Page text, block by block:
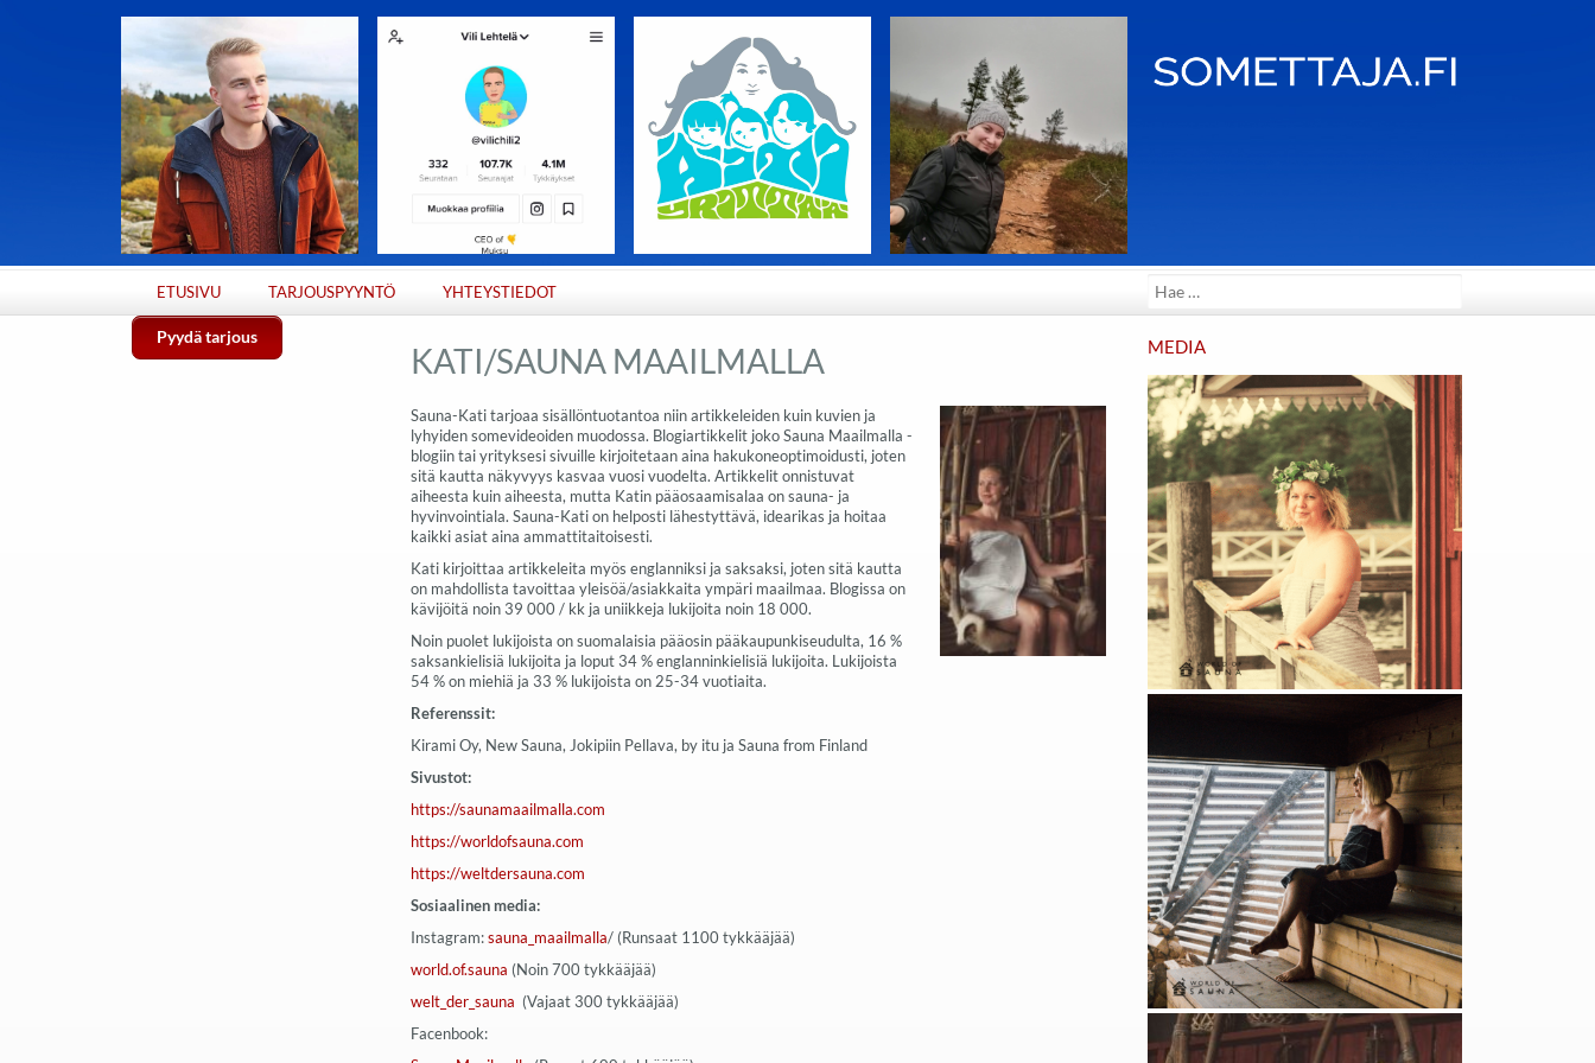
ETUSIVU TARJOUSPYYNTÖ YHTEYSTIEDOT
for:
KATI/SAUNA MAAILMALLA
Sauna-Kati tarjoaa sisällöntuotantoa niin artikkeleiden kuin kuvien ja
lyhyiden somevideoiden muodossa. Blogiartikkelit joko Sauna Maailmalla -
blogiin tai yrityksesi sivuille kirjoitetaan aina hakukoneoptimoidusti, joten
sitä kautta näkyvyys kasvaa vuosi vuodelta. Artikkelit onnistuvat
aiheesta kuin aiheesta, mutta Katin pääosaamisalaa on sauna- ja
hyvinvointiala. Sauna-Kati on helposti lähestyttävä, idearikas ja hoitaa
kaikki asiat aina ammattitaitoisesti.
Kati kirjoittaa artikkeleita myös englanniksi ja saksaksi, joten sitä kautta
on mahdollista tavoittaa yleisöä/asiakkaita ympäri maailmaa. Blogissa on
kävijöitä noin 39 000 / kk ja uniikkeja lukijoita noin 18 000.
Noin puolet lukijoista on suomalaisia pääosin pääkaupunkiseudulta, 16 %
saksankielisiä lukijoita ja loput 34 % englanninkielisiä lukijoita. Lukijoista
54 % on miehiä ja 33 % lukijoista on 25-34 vuotiaita.
Referenssit:
Kirami Oy, New Sauna, Jokipiin Pellava, by itu ja Sauna from Finland
Sivustot:
https://saunamaailmalla.com
https://worldofsauna.com
https://weltdersauna.com
Sosiaalinen media:
Instagram: sauna_maailmalla/ (Runsaat 1100 tykkääjää)
world.of.sauna (Noin 700 tykkääjää)
welt_der_sauna (Vajaat 300 tykkääjää)
Facenbook:
Pyydä tarjous MEDIA